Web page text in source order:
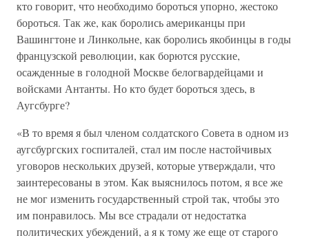
кто говорит, что необходимо бороться упорно, жестоко
бороться. Так же, как боролись американцы при
Вашингтоне и Линкольне, как боролись якобинцы в годы
французской революции, как борются русские,
осажденные в голодной Москве белогвардейцами и
войсками Антанты. Но кто будет бороться здесь, в
Аугсбурге?
«В то время я был членом солдатского Совета в одном из
аугсбургских госпиталей, стал им после настойчивых
уговоров нескольких друзей, которые утверждали, что
заинтересованы в этом. Как выяснилось потом, я все же
не мог изменить государственный строй так, чтобы это
им понравилось. Мы все страдали от недостатка
политических убеждений, а я к тому же еще от старого